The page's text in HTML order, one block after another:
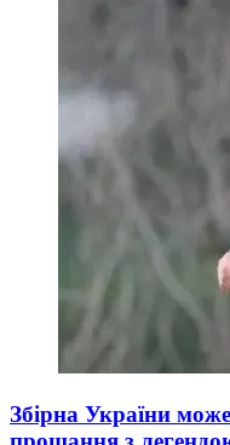
Збірна України